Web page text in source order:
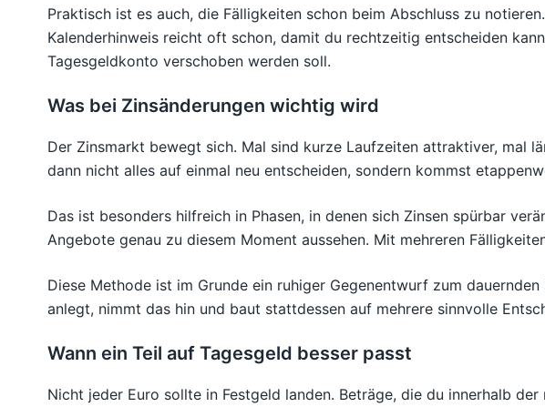
Praktisch ist es auch, die Fälligkeiten schon beim Abschluss zu
Kalenderhinweis reicht oft schon, damit du rechtzeitig entscheiden
Tagesgeldkonto verschoben werden soll.
Was bei Zinsänderungen wichtig wird
Der Zinsmarkt bewegt sich. Mal sind kurze Laufzeiten attraktiver, mal
dann nicht alles auf einmal neu entscheiden, sondern kommst
Das ist besonders hilfreich in Phasen, in denen sich Zinsen spürbar
Angebote genau zu diesem Moment aussehen. Mit mehreren
Diese Methode ist im Grunde ein ruhiger Gegenentwurf zum
anlegt, nimmt das hin und baut stattdessen auf mehrere sinnvolle
Wann ein Teil auf Tagesgeld besser passt
Nicht jeder Euro sollte in Festgeld landen. Beträge, die du innerhalb